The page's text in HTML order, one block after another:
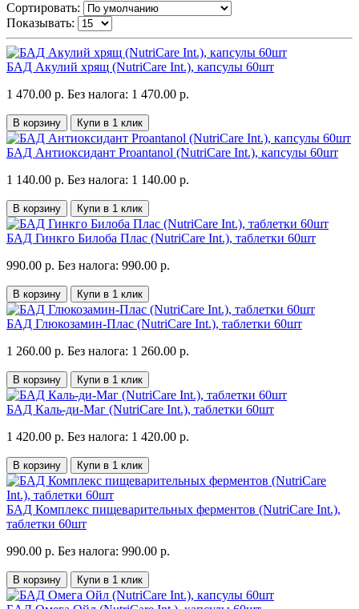
Сортировать:
Показывать:
БАД Акулий хрящ (NutriCare Int.), капсулы 60шт
1 470.00 р. Без налога: 1 470.00 р.
В корзину Купи в 1 клик
БАД Антиоксидант Proantanol (NutriCare Int.), капсулы 60шт
1 140.00 р. Без налога: 1 140.00 р.
В корзину Купи в 1 клик
БАД Гинкго Билоба Плас (NutriCare Int.), таблетки 60шт
990.00 р. Без налога: 990.00 р.
В корзину Купи в 1 клик
БАД Глюкозамин-Плас (NutriCare Int.), таблетки 60шт
1 260.00 р. Без налога: 1 260.00 р.
В корзину Купи в 1 клик
БАД Каль-ди-Маг (NutriCare Int.), таблетки 60шт
1 420.00 р. Без налога: 1 420.00 р.
В корзину Купи в 1 клик
БАД Комплекс пищеварительных ферментов (NutriCare Int.),
таблетки 60шт
990.00 р. Без налога: 990.00 р.
В корзину Купи в 1 клик